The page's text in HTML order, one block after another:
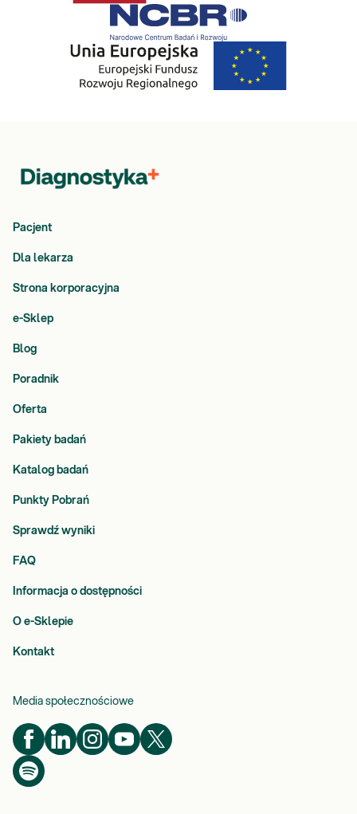
Pacjent
Dla lekarza
Strona korporacyjna
e-Sklep
Blog
Poradnik
Oferta
Pakiety badań
Katalog badań
Punkty Pobrań
Sprawdź wyniki
FAQ
Informacja o dostępności
O e-Sklepie
Kontakt
Media społecznościowe